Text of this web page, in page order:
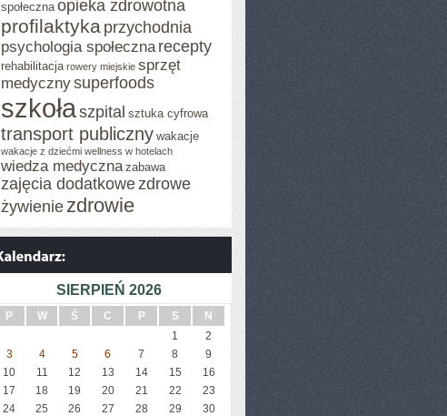
społeczna opieka zdrowotna
profilaktyka przychodnia
psychologia społeczna recepty
rehabilitacja rowery miejskie sprzęt
medycznysuperfoods
szkołaszpital sztuka cyfrowa
transport publiczny wakacje
wakacje z dziećmi wellness w hotelach
wiedza medyczna zabawa
zajęcia dodatkowezdrowe
żywienie zdrowie
SIERPIEŃ 2026
P W Ś C P S
N
1
2
3
4 5 6 7 8
9
10
11 12 13 14 15
16
17
18 19 20 21 22
23
24
25 26 27 28 29
30